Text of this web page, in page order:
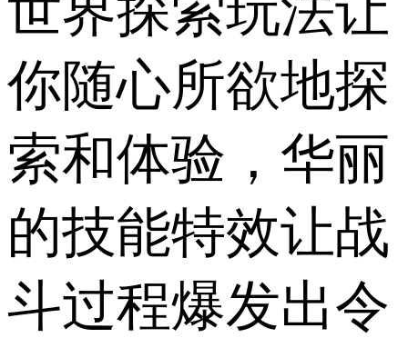
世界探索玩法让
你随心所欲地探
索和体验，华丽
的技能特效让战
斗过程爆发出令